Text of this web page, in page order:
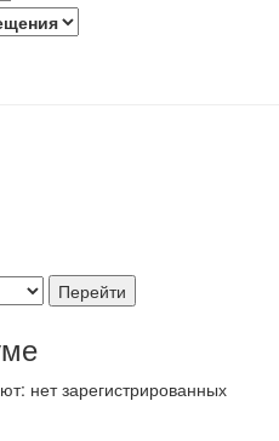
нет зарегистрированных